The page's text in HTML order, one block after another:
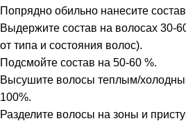
Попрядно обильно нанесите
Выдержите состав на волосах 30-
от типа и состояния волос).
Подсмойте состав на 50-60 %.
Высушите волосы теплым/
100%.
Разделите волосы на зоны и